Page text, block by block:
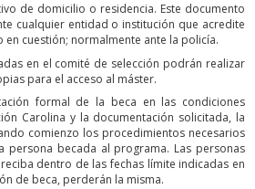
de domicilio o residencia. Este documento
cualquier entidad o institución que acredite
en cuestión; normalmente ante la policía.
en el comité de selección podrán realizar
para el acceso al máster.
formal de la beca en las condiciones
Carolina y la documentación solicitada, la
comienzo los procedimientos necesarios
persona becada al programa. Las personas
dentro de las fechas límite indicadas en
de beca, perderán la misma.